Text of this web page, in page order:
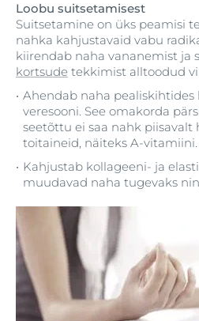
Loobu suitsetamisest
Suitsetamine on üks peamisi
nahka kahjustavaid vabu
kiirendab naha vananemist ja
kortsude tekkimist alltoodud
Ahendab naha
veresooni. See omakorda
seetõttu ei saa nahk piisavalt
toitaineid, näiteks A-vitamiini.
Kahjustab kollageeni- ja
muudavad naha tugevaks